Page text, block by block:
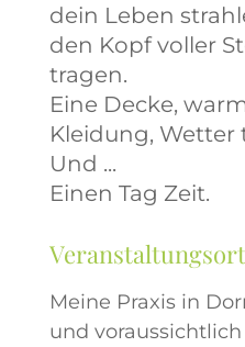
dein Leben
den Kopf voller
tragen.
Eine Decke,
Kleidung, Wetter
Und ...
Einen Tag Zeit.
Meine Praxis in
und